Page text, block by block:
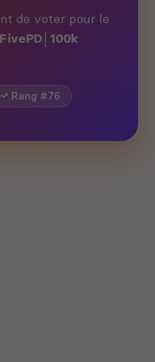
de voter pour le
Rang #76